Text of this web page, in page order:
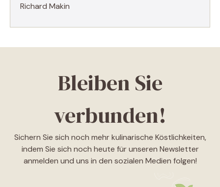
Richard Makin
Bleiben Sie
verbunden!
Sichern Sie sich noch mehr kulinarische Köstlichkeiten,
indem Sie sich noch heute für unseren Newsletter
anmelden und uns in den sozialen Medien folgen!